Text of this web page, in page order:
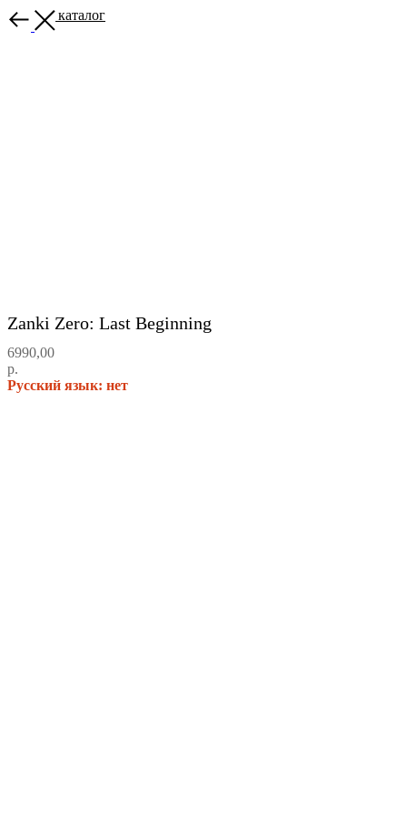
Назад в каталог
Zanki Zero: Last Beginning
6990,00
р.
Русский язык: нет